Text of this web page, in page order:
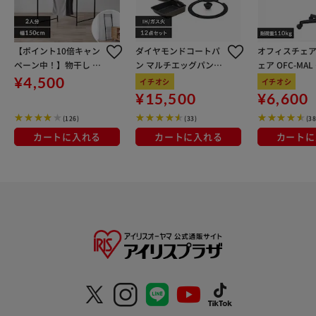
【ポイント10倍キャン
ペーン中！】物干し 室
内用 折りたたみ式 3連
OTM-150R ブラック 一
¥4,500
(126)
カートに入れる
ダイヤモンドコートパ
ン マルチエッグパン入
り 12点セット IHガス
火対応 MEGI-12S ブラ
ウンメタリック
イチオシ
¥15,500
(33)
カートに入れる
オフィスチェ
ェア OFC-
ン
イチオシ
¥6,600
カート